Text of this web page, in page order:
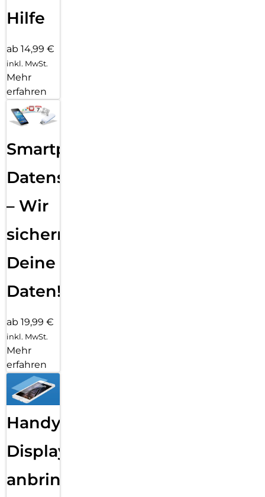
Hilfe
ab 14,99 €
inkl. MwSt.
Mehr
erfahren
Smartphone
Datensicherung
– Wir
sichern
Deine
Daten!
ab 19,99 €
inkl. MwSt.
Mehr
erfahren
Handy
Displayfolie
anbringen